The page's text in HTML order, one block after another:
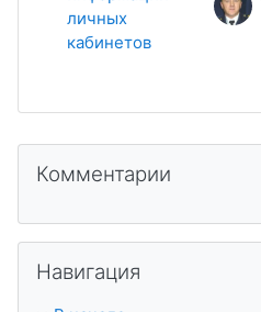
личных
кабинетов
Комментарии
Навигация